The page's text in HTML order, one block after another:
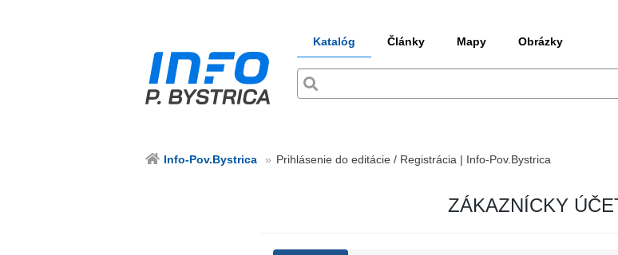
Katalóg Články Mapy Obrázky
Info-Pov.Bystrica Prihlásenie do editácie / Registrácia | Info-Pov.Bystrica
ZÁKAZNÍCKY